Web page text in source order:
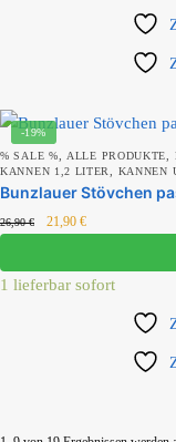
-19%
% SALE %
ALLE PRODUKTE
KANNEN 1,2 LITER KANNEN
Bunzlauer Stövchen
26,90€ 21,90 €
1 lieferbar sofort